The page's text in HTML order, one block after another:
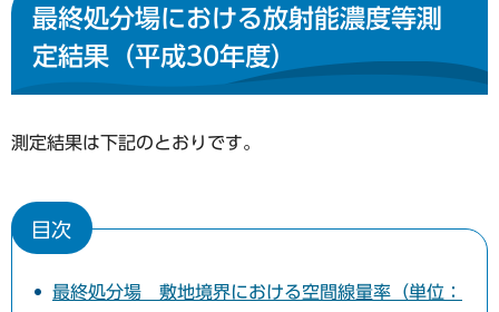
最終処分場における放射能濃度等測
定結果（平成30年度）
測定結果は下記のとおりです。
目次
最終処分場 敷地境界における空間線量率（単位：